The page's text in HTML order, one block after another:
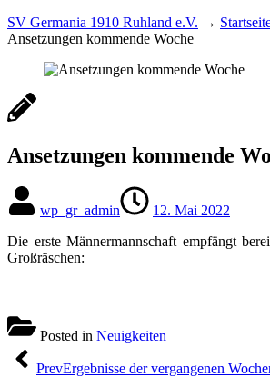
SV Germania 1910 Ruhland e.V. →
Ansetzungen kommende Woche
Ansetzungen kommende
wp_gr_admin
12. Mai 2022
Die erste Männermannschaft empfängt
Großräschen:
Posted in Neuigkeiten
Beitragsnavigation
PrevErgebnisse der vergangenen